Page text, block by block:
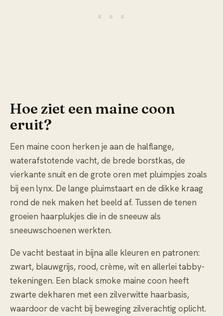
Hoe ziet een maine coon
eruit?
Een maine coon herken je aan de halflange,
waterafstotende vacht, de brede borstkas, de
vierkante snuit en de grote oren met pluimpjes zoals
bij een lynx. De lange pluimstaart en de dikke kraag
rond de nek maken het beeld af. Tussen de tenen
groeien haarplukjes die in de sneeuw als
sneeuwschoenen werkten.
De vacht bestaat in bijna alle kleuren en patronen:
zwart, blauwgrijs, rood, crème, wit en allerlei tabby-
tekeningen. Een black smoke maine coon heeft
zwarte dekharen met een zilverwitte haarbasis,
waardoor de vacht bij beweging zilverachtig oplicht.